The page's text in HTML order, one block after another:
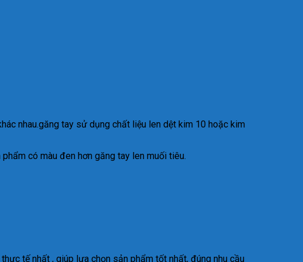
nhau.găng tay sử dụng chất liệu len dệt kim 10 hoặc kim
có màu đen hơn găng tay len muối tiêu.
tế nhất , giúp lựa chọn sản phẩm tốt nhất, đúng nhu cầu